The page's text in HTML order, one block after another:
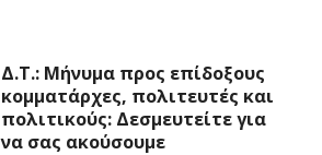
Δ.Τ.: Μήνυμα προς επίδοξους
κομματάρχες, πολιτευτές και
πολιτικούς: Δεσμευτείτε για
να σας ακούσουμε